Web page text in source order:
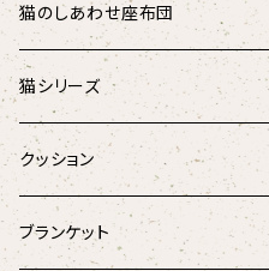
シャギーアニマル
アニマル
麻と羽毛のリボンウォーマー
Fabric by BEST OF MORRIS
ダウンマフラー
オーガニックコットンダウンマフ
猫のしあわせ座布団
猫シリーズ
猫のしあわせ座布団
猫のしあわせ座布団(クールタイ
クッション
猫としあわせクッション
ブランケット